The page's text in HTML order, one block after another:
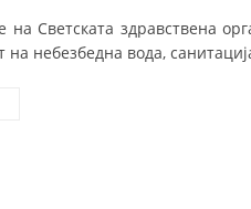
на Светската здравствена
небезбедна вода,